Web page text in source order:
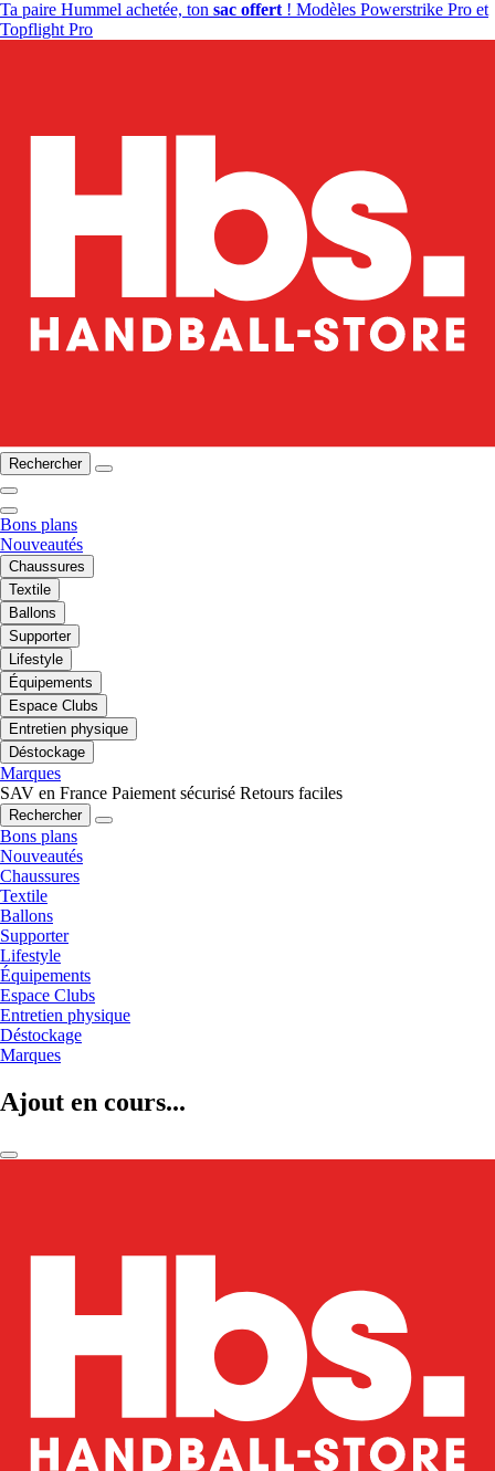
Ta paire Hummel achetée, ton sac offert ! Modèles Powerstrike Pro et
Topflight Pro
Rechercher
Bons plans
Nouveautés
Chaussures
Textile
Ballons
Supporter
Lifestyle
Équipements
Espace Clubs
Entretien physique
Déstockage
Marques
SAV en France Paiement sécurisé Retours faciles
Rechercher
Bons plans
Nouveautés
Chaussures
Textile
Ballons
Supporter
Lifestyle
Équipements
Espace Clubs
Entretien physique
Déstockage
Marques
Ajout en cours...